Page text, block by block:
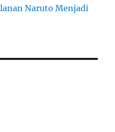
Naruto Menjadi